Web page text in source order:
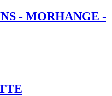
- MORHANGE -